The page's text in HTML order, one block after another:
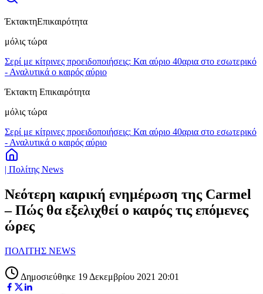
ΈκτακτηΕπικαιρότητα
μόλις τώρα
Σερί με κίτρινες προειδοποιήσεις: Και αύριο 40αρια στο εσωτερικό
- Αναλυτικά ο καιρός αύριο
Έκτακτη Επικαιρότητα
μόλις τώρα
Σερί με κίτρινες προειδοποιήσεις: Και αύριο 40αρια στο εσωτερικό
- Αναλυτικά ο καιρός αύριο
| Πολίτης News
Νεότερη καιρική ενημέρωση της Carmel
– Πώς θα εξελιχθεί ο καιρός τις επόμενες
ώρες
ΠΟΛΙΤΗΣ NEWS
Δημοσιεύθηκε 19 Δεκεμβρίου 2021 20:01